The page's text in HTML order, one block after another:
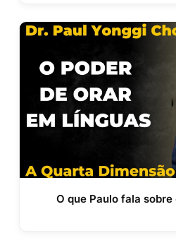
O que Paulo fala